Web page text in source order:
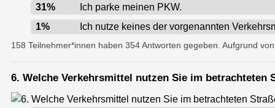
31%
Ich parke meinen PKW.
1% Ich nutze keines der vorgenannten
158 Teilnehmer*innen haben 354 Antworten gegeben. Aufgrund
6. Welche Verkehrsmittel nutzen Sie im